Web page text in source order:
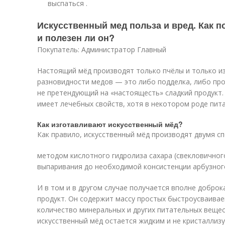
выспаться .
Искусственный мед польза и вред. Как
и полезен ли он?
Покупатель: Администратор Главный
Настоящий мёд производят только пчёлы и только
разновидности медов — это либо подделка, либо
не претендующий на «настоящесть» сладкий
имеет лечебных свойств, хотя в некотором роде
Как изготавливают искусственный мёд?
Как правило, искусственный мёд производят двумя
методом кислотного гидролиза сахара
выпаривания до необходимой консистенции
И в том и в другом случае получается вполне
продукт. Он содержит массу простых
количество минеральных и других питательных
искусственный мёд остается жидким и не